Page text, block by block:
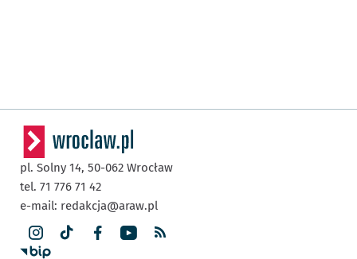
pl. Solny 14, 50-062 Wrocław
tel. 71 776 71 42
e-mail: redakcja@araw.pl